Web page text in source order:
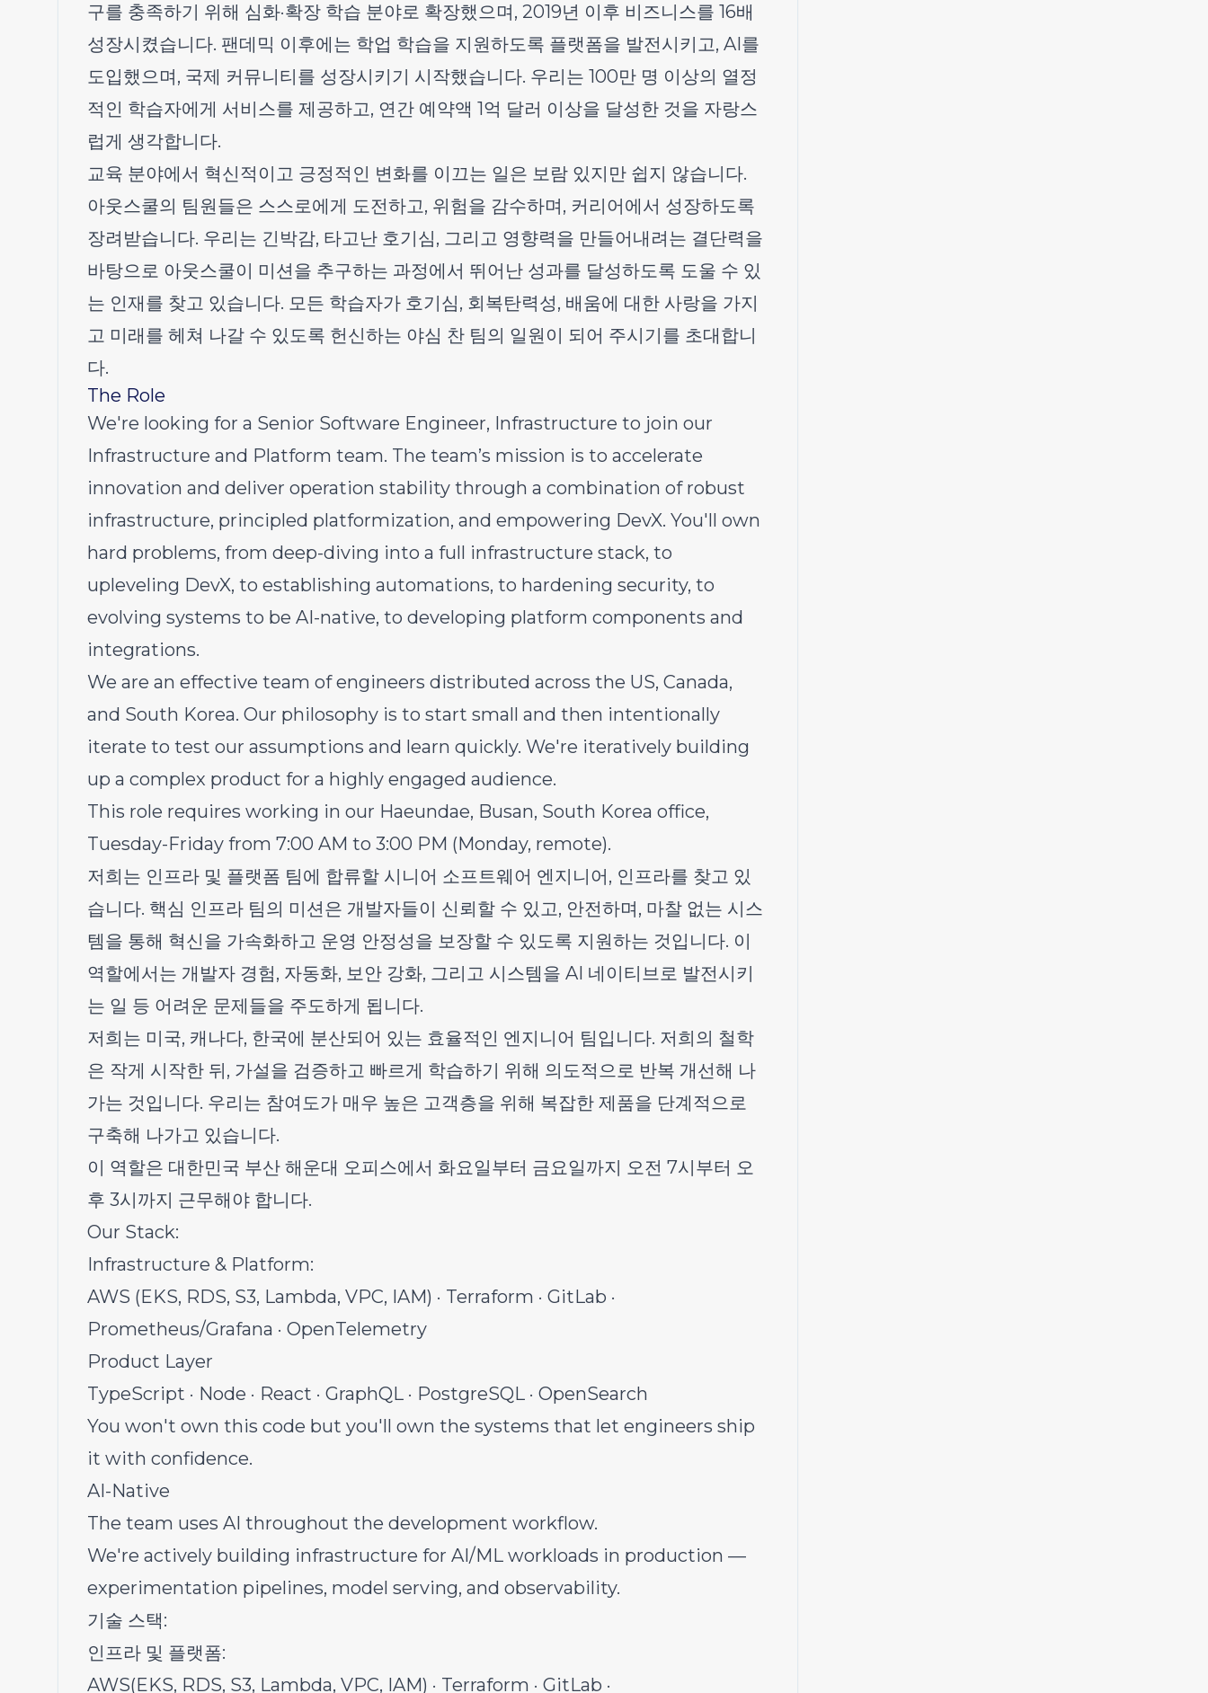
구를 충족하기 위해 심화·확장 학습 분야로 확장했으며, 2019년 이후 비즈니스를 16배
성장시켰습니다. 팬데믹 이후에는 학업 학습을 지원하도록 플랫폼을 발전시키고, AI를
도입했으며, 국제 커뮤니티를 성장시키기 시작했습니다. 우리는 100만 명 이상의 열정
적인 학습자에게 서비스를 제공하고, 연간 예약액 1억 달러 이상을 달성한 것을 자랑스
럽게 생각합니다.
교육 분야에서 혁신적이고 긍정적인 변화를 이끄는 일은 보람 있지만 쉽지 않습니다.
아웃스쿨의 팀원들은 스스로에게 도전하고, 위험을 감수하며, 커리어에서 성장하도록
장려받습니다. 우리는 긴박감, 타고난 호기심, 그리고 영향력을 만들어내려는 결단력을
바탕으로 아웃스쿨이 미션을 추구하는 과정에서 뛰어난 성과를 달성하도록 도울 수 있
는 인재를 찾고 있습니다. 모든 학습자가 호기심, 회복탄력성, 배움에 대한 사랑을 가지
고 미래를 헤쳐 나갈 수 있도록 헌신하는 야심 찬 팀의 일원이 되어 주시기를 초대합니
다.
The Role
We're looking for a Senior Software Engineer, Infrastructure to join our
Infrastructure and Platform team. The team’s mission is to accelerate
innovation and deliver operation stability through a combination of robust
infrastructure, principled platformization, and empowering DevX. You'll own
hard problems, from deep-diving into a full infrastructure stack, to
upleveling DevX, to establishing automations, to hardening security, to
evolving systems to be AI-native, to developing platform components and
integrations.
We are an effective team of engineers distributed across the US, Canada,
and South Korea. Our philosophy is to start small and then intentionally
iterate to test our assumptions and learn quickly. We're iteratively building
up a complex product for a highly engaged audience.
This role requires working in our Haeundae, Busan, South Korea office,
Tuesday-Friday from 7:00 AM to 3:00 PM (Monday, remote).
저희는 인프라 및 플랫폼 팀에 합류할 시니어 소프트웨어 엔지니어, 인프라를 찾고 있
습니다. 핵심 인프라 팀의 미션은 개발자들이 신뢰할 수 있고, 안전하며, 마찰 없는 시스
템을 통해 혁신을 가속화하고 운영 안정성을 보장할 수 있도록 지원하는 것입니다. 이
역할에서는 개발자 경험, 자동화, 보안 강화, 그리고 시스템을 AI 네이티브로 발전시키
는 일 등 어려운 문제들을 주도하게 됩니다.
저희는 미국, 캐나다, 한국에 분산되어 있는 효율적인 엔지니어 팀입니다. 저희의 철학
은 작게 시작한 뒤, 가설을 검증하고 빠르게 학습하기 위해 의도적으로 반복 개선해 나
가는 것입니다. 우리는 참여도가 매우 높은 고객층을 위해 복잡한 제품을 단계적으로
구축해 나가고 있습니다.
이 역할은 대한민국 부산 해운대 오피스에서 화요일부터 금요일까지 오전 7시부터 오
후 3시까지 근무해야 합니다.
Our Stack:
Infrastructure & Platform:
AWS (EKS, RDS, S3, Lambda, VPC, IAM) · Terraform · GitLab ·
Prometheus/Grafana · OpenTelemetry
Product Layer
TypeScript · Node · React · GraphQL · PostgreSQL · OpenSearch
You won't own this code but you'll own the systems that let engineers ship
it with confidence.
AI-Native
The team uses AI throughout the development workflow.
We're actively building infrastructure for AI/ML workloads in production —
experimentation pipelines, model serving, and observability.
기술 스택:
인프라 및 플랫폼:
AWS(EKS, RDS, S3, Lambda, VPC, IAM) · Terraform · GitLab ·